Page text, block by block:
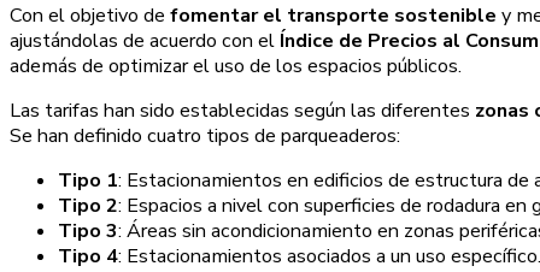
Con el objetivo de fomentar el transporte sostenible y
ajustándolas de acuerdo con el Índice de Precios al
además de optimizar el uso de los espacios públicos.
Las tarifas han sido establecidas según las diferentes zonas
Se han definido cuatro tipos de parqueaderos:
Tipo 1: Estacionamientos en edificios de estructura
Tipo 2: Espacios a nivel con superficies de rodadura
Tipo 3: Áreas sin acondicionamiento en zonas
Tipo 4: Estacionamientos asociados a un uso específico.